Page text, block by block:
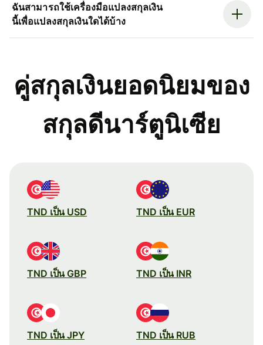
ฉันสามารถใช้เครื่องมือแปลงสกุลเงิน
นี้เพื่อแปลงสกุลเงินใดได้บ้าง
คู่สกุลเงินยอดนิยมของ
สกุลดีนาร์ตูนิเซีย
TND เป็น USD TND เป็น EUR
TND เป็น GBP TND เป็น INR
TND เป็น JPY TND เป็น RUB